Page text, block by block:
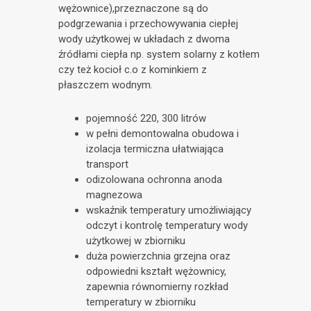
wężownice),przeznaczone są do
podgrzewania i przechowywania ciepłej
wody użytkowej w układach z dwoma
źródłami ciepła np. system solarny z kotłem
czy też kocioł c.o z kominkiem z
płaszczem wodnym.
pojemność 220, 300 litrów
w pełni demontowalna obudowa i
izolacja termiczna ułatwiająca
transport
odizolowana ochronna anoda
magnezowa
wskaźnik temperatury umożliwiający
odczyt i kontrolę temperatury wody
użytkowej w zbiorniku
duża powierzchnia grzejna oraz
odpowiedni kształt wężownicy,
zapewnia równomierny rozkład
temperatury w zbiorniku